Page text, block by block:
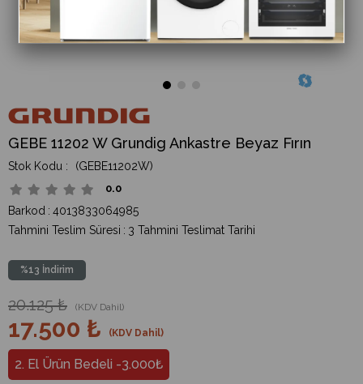
GEBE 11202 W Grundig Ankastre Beyaz Fırın
(GEBE11202W)
0.0
Barkod : 4013833064985
Tahmini Teslim Süresi : 3 Tahmini Teslimat Tarihi
%13 İndirim
20.125 ₺ (KDV Dahil)
17.500 ₺ (KDV Dahil)
2. El Ürün Bedeli -3.000₺